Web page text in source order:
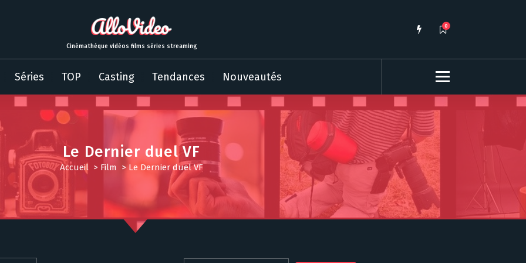
Cinémathèque vidéos films séries streaming
0
Séries TOP Casting Tendances Nouveautés
Le Dernier duel VF
Accueil > Film >Le Dernier duel VF